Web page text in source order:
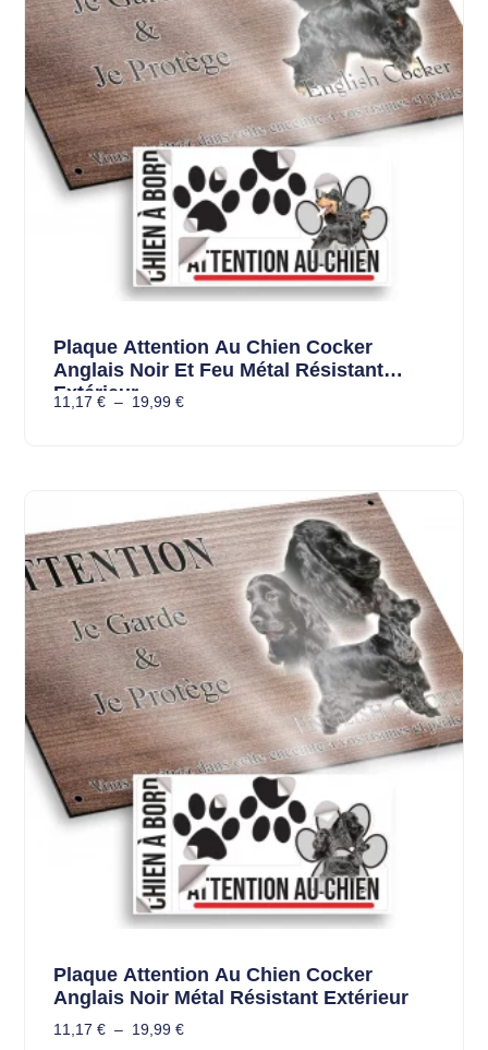
Plaque Attention Au Chien Cocker
Anglais Noir Et Feu Métal Résistant
Extérieur
11,17 € – 19,99 €
Plaque Attention Au Chien Cocker
Anglais Noir Métal Résistant Extérieur
11,17 € – 19,99 €